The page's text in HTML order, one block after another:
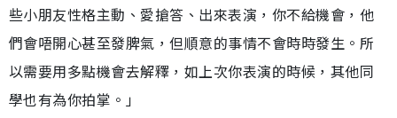
些小朋友性格主動、愛搶答、出來表演，你不給機會，他
們會唔開心甚至發脾氣，但順意的事情不會時時發生。所
以需要用多點機會去解釋，如上次你表演的時候，其他同
學也有為你拍掌。」